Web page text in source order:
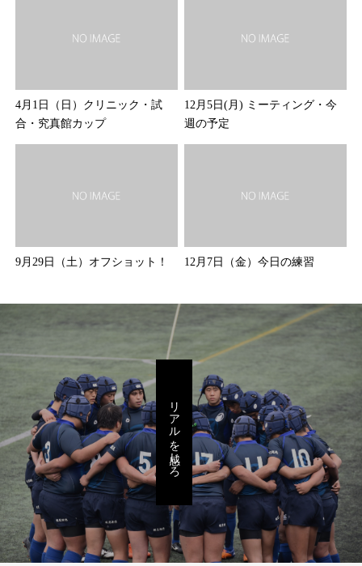
4月1日（日）クリニック・試
合・究真館カップ
12月5日(月) ミーティング・今
週の予定
9月29日（土）オフショット！ 12月7日（金）今日の練習
リアルを感じろ